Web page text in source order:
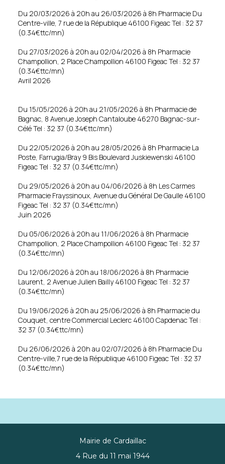
Du 20/03/2026 à 20h au 26/03/2026 à 8h Pharmacie Du
Centre-ville, 7 rue de la République 46100 Figeac Tel : 32 37
(0.34€ttc/mn)
Du 27/03/2026 à 20h au 02/04/2026 à 8h Pharmacie
Champollion, 2 Place Champollion 46100 Figeac Tel : 32 37
(0.34€ttc/mn)
Avril 2026
Du 15/05/2026 à 20h au 21/05/2026 à 8h Pharmacie de
Bagnac, 8 Avenue Joseph Cantaloube 46270 Bagnac-sur-
Célé Tel : 32 37 (0.34€ttc/mn)
Du 22/05/2026 à 20h au 28/05/2026 à 8h Pharmacie La
Poste, Farrugia/Bray 9 Bis Boulevard Juskiewenski 46100
Figeac Tel : 32 37 (0.34€ttc/mn)
Du 29/05/2026 à 20h au 04/06/2026 à 8h Les Carmes
Pharmacie Frayssinoux, Avenue du Général De Gaulle 46100
Figeac Tel : 32 37 (0.34€ttc/mn)
Juin 2026
Du 05/06/2026 à 20h au 11/06/2026 à 8h Pharmacie
Champollion, 2 Place Champollion 46100 Figeac Tel : 32 37
(0.34€ttc/mn)
Du 12/06/2026 à 20h au 18/06/2026 à 8h Pharmacie
Laurent, 2 Avenue Julien Bailly 46100 Figeac Tel : 32 37
(0.34€ttc/mn)
Du 19/06/2026 à 20h au 25/06/2026 à 8h Pharmacie du
Couquet, centre Commercial Leclerc 46100 Capdenac Tel :
32 37 (0.34€ttc/mn)
Du 26/06/2026 à 20h au 02/07/2026 à 8h Pharmacie Du
Centre-ville,7 rue de la République 46100 Figeac Tel : 32 37
(0.34€ttc/mn)
Mairie de Cardaillac
4 Rue du 11 mai 1944